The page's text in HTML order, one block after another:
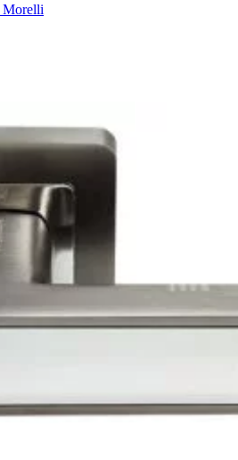
Morelli